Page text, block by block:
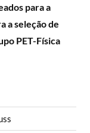
para a
a seleção de
PET-Física